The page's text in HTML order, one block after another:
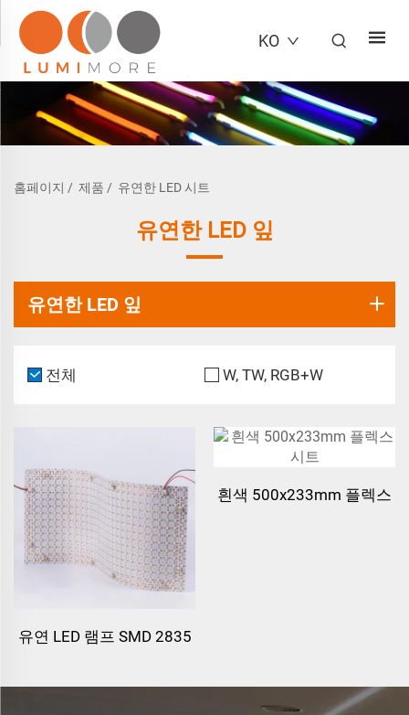
KO
홈페이지 / 제품 / 유연한 LED 시트
유연한 LED 잎
유연한 LED 잎
전체 W, TW, RGB+W
유연 LED 램프 SMD 2835
흰색 500x233mm 플렉스